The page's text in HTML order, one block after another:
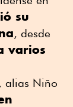
su
, desde
varios
alias Niño